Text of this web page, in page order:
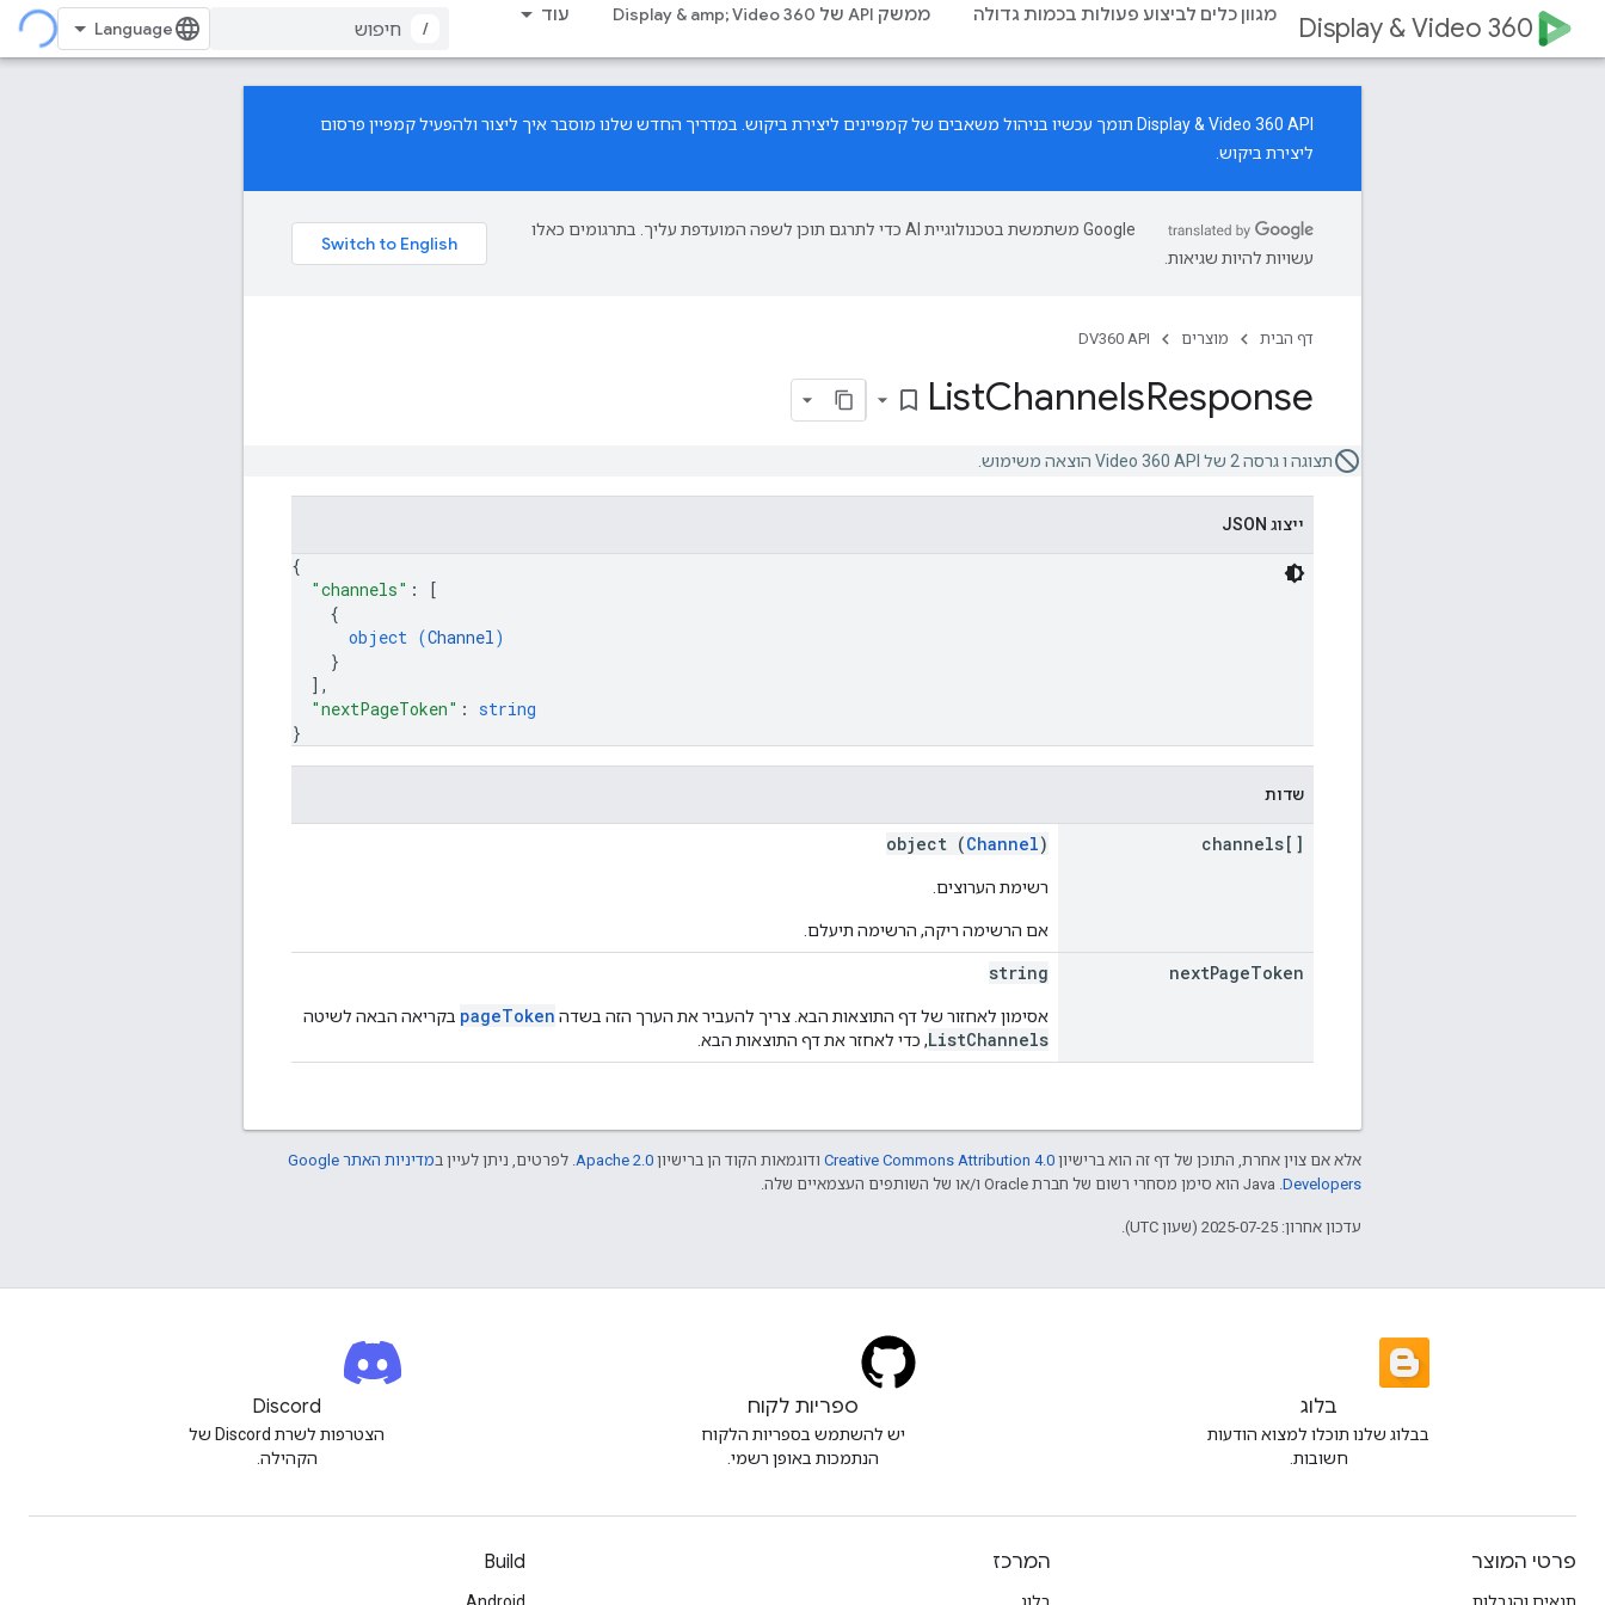
Display & Video 360 מגוון כלים לביצוע פעולות בכמות גדולה ממשק API של Display & amp; Video 360 עוד
/
‫Display & Video 360 API תומך עכשיו בניהול משאבים של קמפיינים ליצירת ביקוש. במדריך החדש שלנו מוסבר איך ליצור ולהפעיל קמפיין פרסום
ליצירת ביקוש.
‫Google משתמשת בטכנולוגיית AI כדי לתרגם תוכן לשפה המועדפת עליך. בתרגומים כאלו
עשויות להיות שגיאות.
דף הבית מוצרים DV360 API
ListChannelsResponse
bookmark_border
תצוגה ו גרסה 2 של Video 360 API הוצאה משימוש.
ייצוג JSON
{
"channels" :
[
{
object (Channel)
}
] ,
"nextPageToken" : string
}
שדות
channels[]
object (Channel)
רשימת הערוצים.
אם הרשימה ריקה, הרשימה תיעלם.
nextPageToken
string
אסימון לאחזור של דף התוצאות הבא. צריך להעביר את הערך הזה בשדה pageToken בקריאה הבאה לשיטה
ListChannels, כדי לאחזר את דף התוצאות הבא.
אלא אם צוין אחרת, התוכן של דף זה הוא ברישיון Creative Commons Attribution 4.0 ודוגמאות הקוד הן ברישיון Apache 2.0 . לפרטים, ניתן לעיין ב
מדיניות האתר Google
Developers‏
עדכון אחרון: 2025-07-25 (שעון UTC).
בלוג
בבלוג שלנו תוכלו למצוא הודעות
חשובות.
ספריות לקוח
יש להשתמש בספריות הלקוח
הנתמכות באופן רשמי.
Discord
הצטרפות לשרת Discord של
הקהילה.
פרטי המוצר המרכז Build